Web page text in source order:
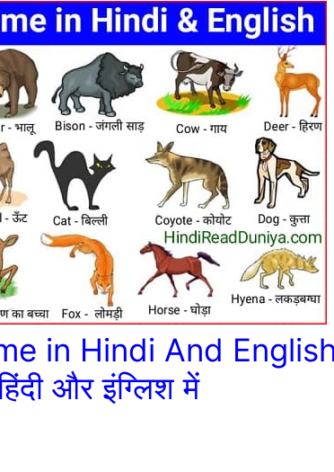
in Hindi And
और इंग्लिश में